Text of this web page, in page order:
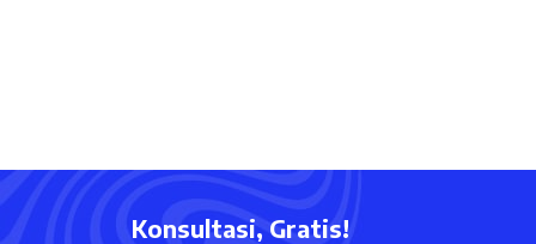
Konsultasi, Gratis!